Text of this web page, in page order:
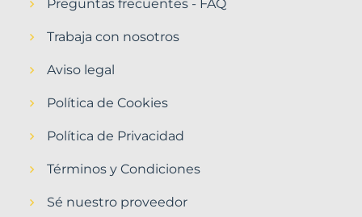
Preguntas frecuentes - FAQ
Trabaja con nosotros
Aviso legal
Política de Cookies
Política de Privacidad
Términos y Condiciones
Sé nuestro proveedor